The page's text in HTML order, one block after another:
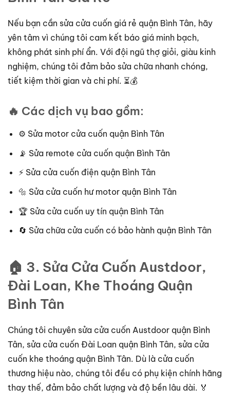
Nếu bạn cần sửa cửa cuốn giá rẻ quận Bình Tân, hãy
yên tâm vì chúng tôi cam kết báo giá minh bạch,
không phát sinh phí ẩn. Với đội ngũ thợ giỏi, giàu kinh
nghiệm, chúng tôi đảm bảo sửa chữa nhanh chóng,
tiết kiệm thời gian và chi phí. ⏳💰
🔥 Các dịch vụ bao gồm:
⚙️ Sửa motor cửa cuốn quận Bình Tân
📡 Sửa remote cửa cuốn quận Bình Tân
⚡ Sửa cửa cuốn điện quận Bình Tân
🔩 Sửa cửa cuốn hư motor quận Bình Tân
🏆 Sửa cửa cuốn uy tín quận Bình Tân
🔄 Sửa chữa cửa cuốn có bảo hành quận Bình Tân
🏠 3. Sửa Cửa Cuốn Austdoor,
Đài Loan, Khe Thoáng Quận
Bình Tân
Chúng tôi chuyên sửa cửa cuốn Austdoor quận Bình
Tân, sửa cửa cuốn Đài Loan quận Bình Tân, sửa cửa
cuốn khe thoáng quận Bình Tân. Dù là cửa cuốn
thương hiệu nào, chúng tôi đều có phụ kiện chính hãng
thay thế, đảm bảo chất lượng và độ bền lâu dài. 🏅